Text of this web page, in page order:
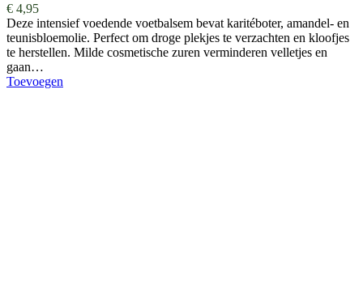
€ 4,95
Deze intensief voedende voetbalsem bevat karitéboter, amandel- en
teunisbloemolie. Perfect om droge plekjes te verzachten en kloofjes
te herstellen. Milde cosmetische zuren verminderen velletjes en
gaan…
Toevoegen